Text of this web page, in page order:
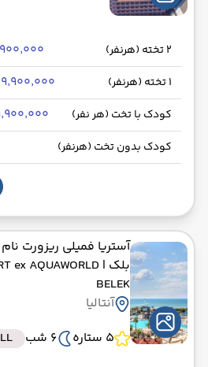
2 تخته (هرنفر) ۲۹٬۹۰۰٬۰۰۰ تومان
1 تخته (هرنفر) ۲۹٬۹۰۰٬۰۰۰ تومان + ۱٬۷۷۳
کودک با تخت (هر نفر) ۲۹٬۹۰۰٬۰۰۰ تومان +
کودک بدون تخت (هرنفر)
آستریا فمیلی ریزورت
بلک ex AQUAWORLD
BELEK
آنتالیا
5 ستاره
6 شب